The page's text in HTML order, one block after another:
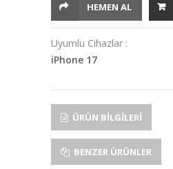
HEMEN AL
Uyumlu Cihazlar :
iPhone 17
ÜRÜN BILGILERI
BENZER ÜRÜNLER